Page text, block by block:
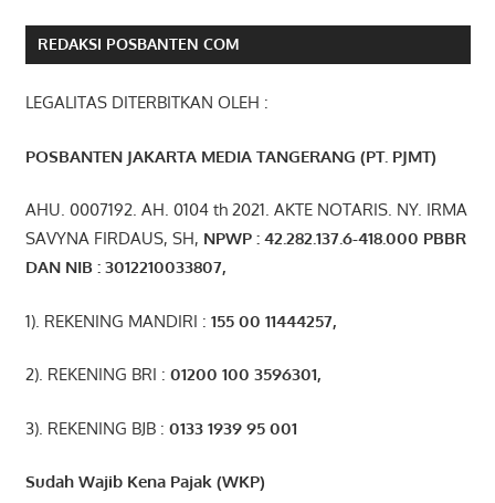
REDAKSI POSBANTEN COM
LEGALITAS DITERBITKAN OLEH :
POSBANTEN JAKARTA MEDIA TANGERANG (PT. PJMT)
AHU. 0007192. AH. 0104 th 2021. AKTE NOTARIS. NY. IRMA
SAVYNA FIRDAUS, SH, NPWP : 42.282.137.6-418.000 PBBR
DAN NIB :3012210033807,
1). REKENING MANDIRI : 155 00 11444257,
2). REKENING BRI : 01200 100 3596301,
3). REKENING BJB : 0133 1939 95 001
Sudah Wajib Kena Pajak (WKP)